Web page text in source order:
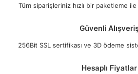
Tüm siparişleriniz hızlı bir paketleme
Güvenli
256Bit SSL sertifikası ve 3D ödeme
Hesaplı Fiyatlar